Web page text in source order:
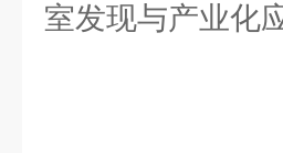
室发现与产业化